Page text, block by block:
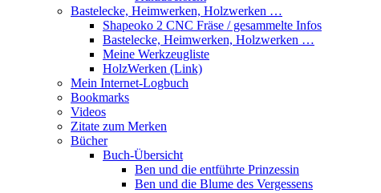
Bastelecke, Heimwerken, Holzwerken …
Shapeoko 2 CNC Fräse / gesammelte Infos
Bastelecke, Heimwerken, Holzwerken …
Meine Werkzeugliste
HolzWerken (Link)
Mein Internet-Logbuch
Bookmarks
Videos
Zitate zum Merken
Bücher
Buch-Übersicht
Ben und die entführte Prinzessin
Ben und die Blume des Vergessens